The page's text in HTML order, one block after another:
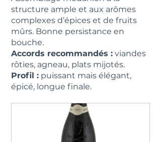
structure ample et aux arômes
complexes d’épices et de fruits
mûrs. Bonne persistance en
bouche.
Accords recommandés : viandes
rôties, agneau, plats mijotés.
Profil : puissant mais élégant,
épicé, longue finale.